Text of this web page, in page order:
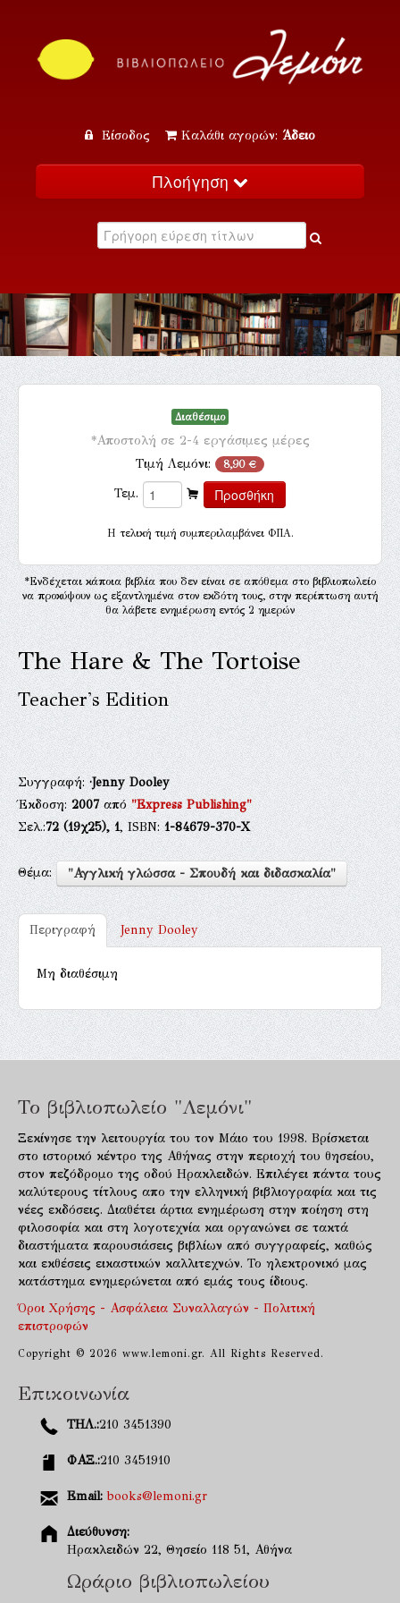
Είσοδος Καλάθι αγορών: Άδειο
Πλοήγηση
Κατάλογος
Εκδηλώσεις
Επικοινωνία
Διαθέσιμο
*Αποστολή σε 2-4 εργάσιμες μέρες
Τιμή Λεμόνι: 8,90 €
Τεμ.
H τελική τιμή συμπεριλαμβάνει ΦΠΑ.
*Ενδέχεται κάποια βιβλία που δεν είναι σε απόθεμα στο βιβλιοπωλείο
να προκύψουν ως εξαντλημένα στον εκδότη τους, στην περίπτωση αυτή
θα λάβετε ενημέρωση εντός 2 ημερών
The Hare & The Tortoise
Teacher's Edition
Συγγραφή:·Jenny Dooley
Έκδοση:2007από"Express Publishing"
Σελ.:72(19χ25), 1, ISBN:1-84679-370-Χ
Θέμα: "Αγγλική γλώσσα - Σπουδή και διδασκαλία"
Περιγραφή Jenny Dooley
Μη διαθέσιμη
Το βιβλιοπωλείο "Λεμόνι"
Ξεκίνησε την λειτουργία του τον Μάιο του 1998. Βρίσκεται
στο ιστορικό κέντρο της Αθήνας στην περιοχή του θησείου,
στον πεζόδρομο της οδού Ηρακλειδών. Επιλέγει πάντα τους
καλύτερους τίτλους απο την ελληνική βιβλιογραφία και τις
νέες εκδόσεις. Διαθέτει άρτια ενημέρωση στην ποίηση στη
φιλοσοφία και στη λογοτεχνία και οργανώνει σε τακτά
διαστήματα παρουσιάσεις βιβλίων από συγγραφείς, καθώς
και εκθέσεις εικαστικών καλλιτεχνών. Το ηλεκτρονικό μας
κατάστημα ενημερώνεται από εμάς τους ίδιους.
Όροι Χρήσης - Ασφάλεια Συναλλαγών - Πολιτική
επιστροφών
Copyright © 2026 www.lemoni.gr. All Rights Reserved.
Επικοινωνία
ΤΗΛ.:210 3451390
ΦΑΞ.:210 3451910
Email: books@lemoni.gr
Διεύθυνση:
Ηρακλειδών 22, Θησείο 118 51, Αθήνα
Ωράριο βιβλιοπωλείου